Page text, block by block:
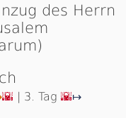
des Herrn
🌇 | 3. Tag 🌇↦